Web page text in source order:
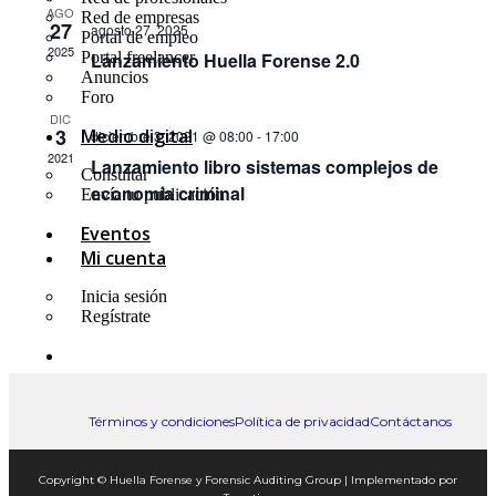
Red de empresas
Portal de empleo
Portal freelancer
Anuncios
Foro
Medio digital
Consultar
Envía tu publicación
Eventos
Mi cuenta
Inicia sesión
Regístrate
X
AGO
27
2025
agosto 27, 2025
Lanzamiento Huella Forense 2.0
DIC
3
2021
diciembre 3, 2021 @ 08:00 - 17:00
Lanzamiento libro sistemas complejos de
economía criminal
Términos y condicionesPolítica de privacidadContáctanos
Copyright © Huella Forense y Forensic Auditing Group | Implementado por